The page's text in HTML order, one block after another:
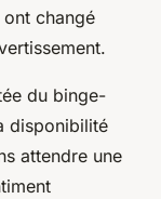
changé
du binge-
disponibilité
attendre une